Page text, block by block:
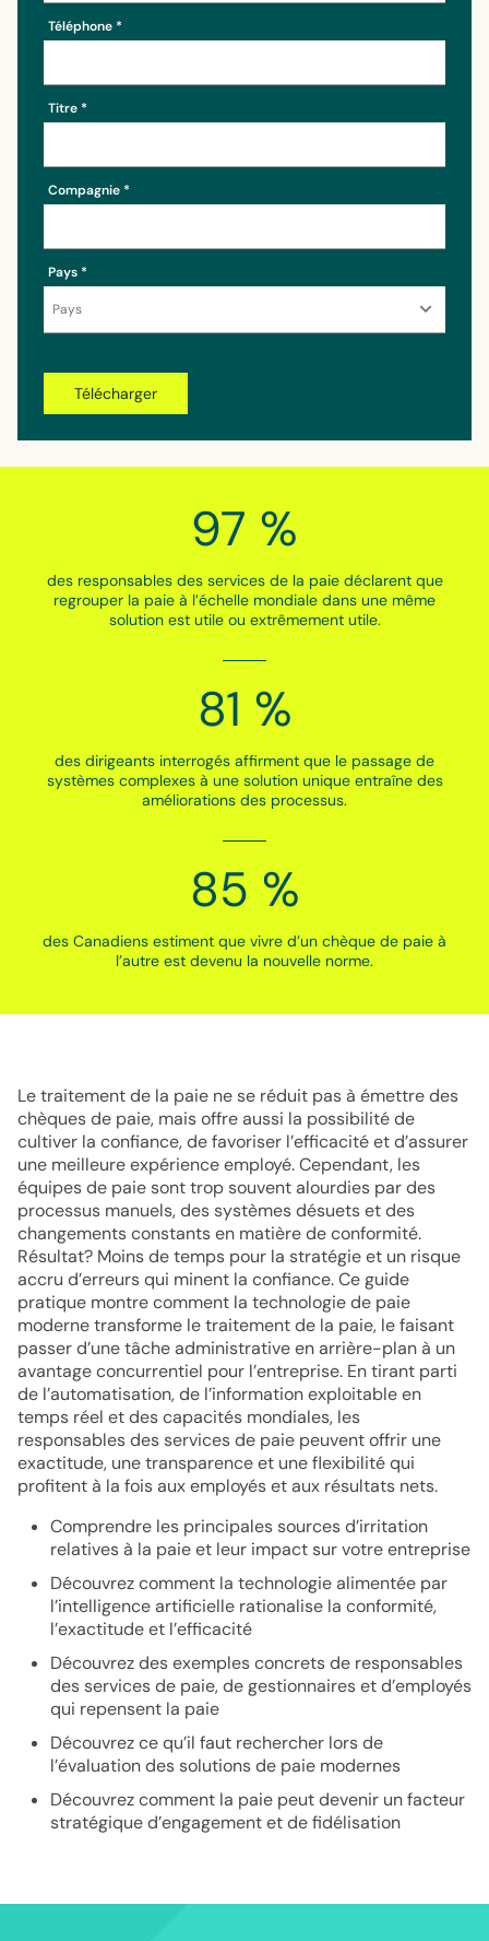
Téléphone
Titre
Compagnie
Pays
97 %
des responsables des services de la paie déclarent que
regrouper la paie à l’échelle mondiale dans une même
solution est utile ou extrêmement utile.
81 %
des dirigeants interrogés affirment que le passage de
systèmes complexes à une solution unique entraîne des
améliorations des processus.
85 %
des Canadiens estiment que vivre d’un chèque de paie à
l’autre est devenu la nouvelle norme.
Le traitement de la paie ne se réduit pas à émettre des
chèques de paie, mais offre aussi la possibilité de
cultiver la confiance, de favoriser l’efficacité et d’assurer
une meilleure expérience employé. Cependant, les
équipes de paie sont trop souvent alourdies par des
processus manuels, des systèmes désuets et des
changements constants en matière de conformité.
Résultat? Moins de temps pour la stratégie et un risque
accru d’erreurs qui minent la confiance. Ce guide
pratique montre comment la technologie de paie
moderne transforme le traitement de la paie, le faisant
passer d’une tâche administrative en arrière-plan à un
avantage concurrentiel pour l’entreprise. En tirant parti
de l’automatisation, de l’information exploitable en
temps réel et des capacités mondiales, les
responsables des services de paie peuvent offrir une
exactitude, une transparence et une flexibilité qui
profitent à la fois aux employés et aux résultats nets.
Comprendre les principales sources d’irritation
relatives à la paie et leur impact sur votre entreprise
Découvrez comment la technologie alimentée par
l’intelligence artificielle rationalise la conformité,
l’exactitude et l’efficacité
Découvrez des exemples concrets de responsables
des services de paie, de gestionnaires et d’employés
qui repensent la paie
Découvrez ce qu’il faut rechercher lors de
l’évaluation des solutions de paie modernes
Découvrez comment la paie peut devenir un facteur
stratégique d’engagement et de fidélisation